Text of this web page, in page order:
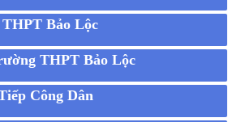
Bảo Lộc
THPT Bảo Lộc
Công Dân